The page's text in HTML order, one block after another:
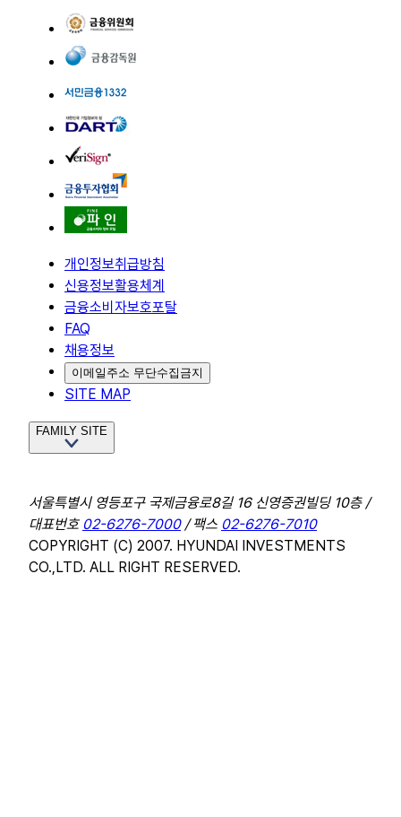
개인정보취급방침
신용정보활용체계
금융소비자보호포탈
FAQ
채용정보
이메일주소 무단수집금지
SITE MAP
FAMILY SITE
서울특별시 영등포구 국제금융로8길 16 신영증권빌딩 10층 /
대표번호 02-6276-7000/ 팩스 02-6276-7010
COPYRIGHT (C) 2007. HYUNDAI INVESTMENTS
CO.,LTD. ALL RIGHT RESERVED.